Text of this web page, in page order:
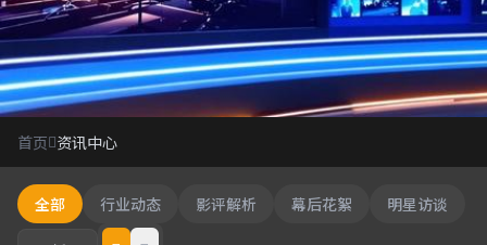
资讯中心
影视行业最新动态
首页 资讯中心
全部 行业动态 影评解析 幕后花絮 明星访谈